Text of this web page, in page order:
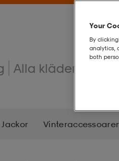
Alla kläder
Jackor Vinteraccessoarer
Your
By
analytics,
both